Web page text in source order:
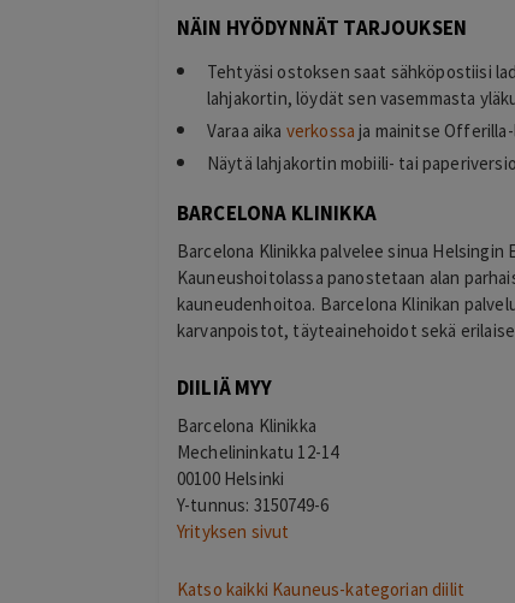
NÄIN HYÖDYNNÄT TARJOUKSEN
Tehtyäsi ostoksen saat sähköpostiisi
lahjakortin, löydät sen vasemmasta
Varaa aika verkossa ja mainitse
Näytä lahjakortin mobiili- tai
BARCELONA KLINIKKA
Barcelona Klinikka palvelee sinua
Kauneushoitolassa panostetaan alan
kauneudenhoitoa. Barcelona Klinikan
karvanpoistot, täyteainehoidot sekä
DIILIÄ MYY
Barcelona Klinikka
Mechelininkatu 12-14
00100 Helsinki
Y-tunnus: 3150749-6
Yrityksen sivut
Katso kaikki Kauneus-kategorian diilit